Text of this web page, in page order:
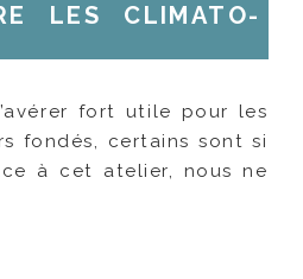
LES CLIMATO-
fort utile pour les
fondés, certains sont si
à cet atelier, nous ne